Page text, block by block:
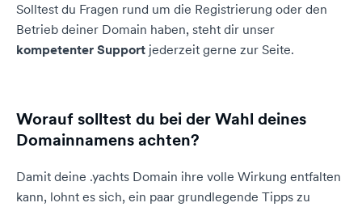
Solltest du Fragen rund um die Registrierung oder den
Betrieb deiner Domain haben, steht dir unser
kompetenter Support jederzeit gerne zur Seite.
Worauf solltest du bei der Wahl deines
Domainnamens achten?
Damit deine .yachts Domain ihre volle Wirkung entfalten
kann, lohnt es sich, ein paar grundlegende Tipps zu